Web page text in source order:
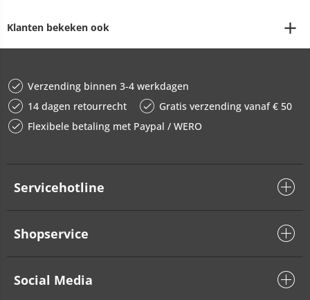
Klanten bekeken ook
Verzending binnen 3-4 werkdagen
14 dagen retourrecht
Gratis verzending vanaf € 50
Flexibele betaling met Paypal / WERO
Servicehotline
Shopservice
Social Media